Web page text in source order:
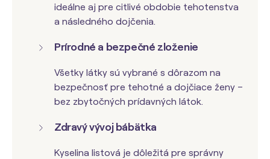
ideálne aj pre citlivé obdobie tehotenstva
a následného dojčenia.
Prírodné a bezpečné zloženie
Všetky látky sú vybrané s dôrazom na
bezpečnosť pre tehotné a dojčiace ženy –
bez zbytočných prídavných látok.
Zdravý vývoj bábätka
Kyselina listová je dôležitá pre správny